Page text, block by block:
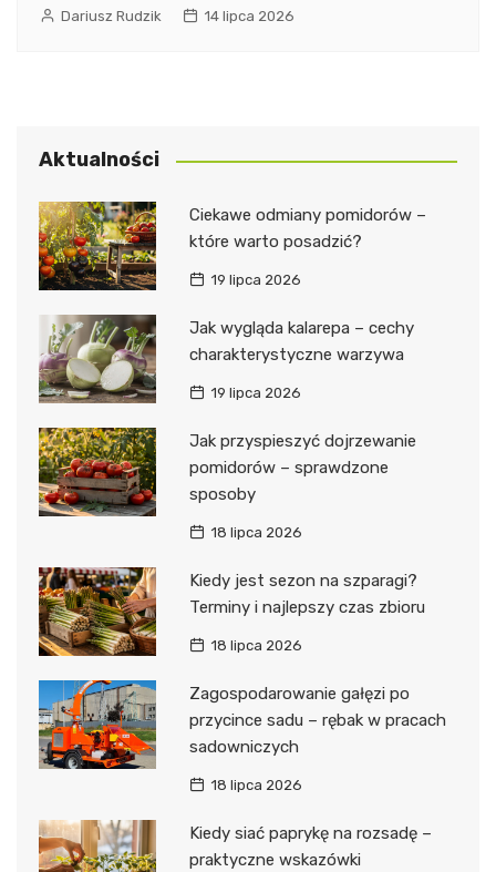
Dariusz Rudzik 14 lipca 2026
Aktualności
Ciekawe odmiany pomidorów –
które warto posadzić?
19 lipca 2026
Jak wygląda kalarepa – cechy
charakterystyczne warzywa
19 lipca 2026
Jak przyspieszyć dojrzewanie
pomidorów – sprawdzone
sposoby
18 lipca 2026
Kiedy jest sezon na szparagi?
Terminy i najlepszy czas zbioru
18 lipca 2026
Zagospodarowanie gałęzi po
przycince sadu – rębak w pracach
sadowniczych
18 lipca 2026
Kiedy siać paprykę na rozsadę –
praktyczne wskazówki